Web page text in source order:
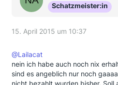
Schatzmeister:in
15. April 2015 um 10:37
@Lailacat
nein ich habe auch noch nix
sind es angeblich nur noch
nicht bezahlt wurden bisher. Soll